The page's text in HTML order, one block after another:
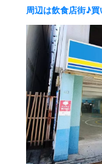
周辺は飲食店街♪買